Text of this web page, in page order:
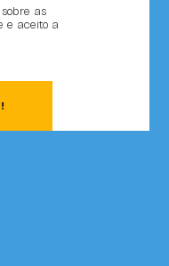
as
e aceito a